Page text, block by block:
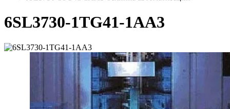
6SL3730-1TG41-1AA3